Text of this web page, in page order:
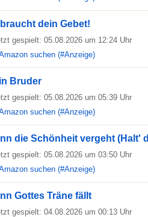
braucht dein Gebet!
gespielt: 05.08.2026 um 12:24 Uhr
suchen (#Anzeige)
Bruder
gespielt: 05.08.2026 um 05:39 Uhr
suchen (#Anzeige)
die Schönheit vergeht (Halt'
gespielt: 05.08.2026 um 03:50 Uhr
suchen (#Anzeige)
Gottes Träne fällt
gespielt: 04.08.2026 um 00:13 Uhr